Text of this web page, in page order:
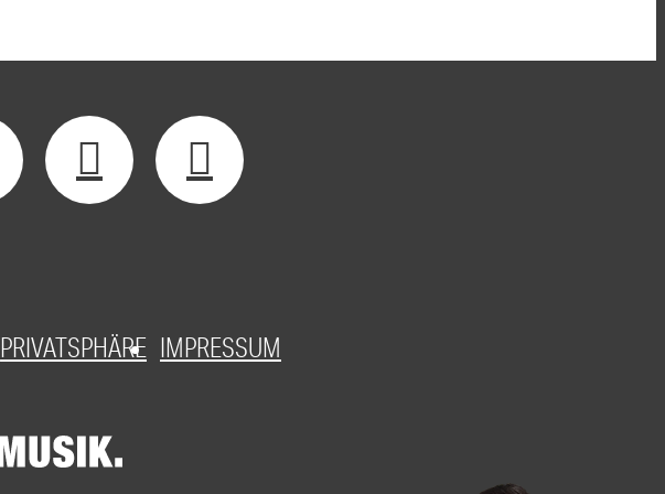
PRIVATSPHÄRE IMPRESSUM